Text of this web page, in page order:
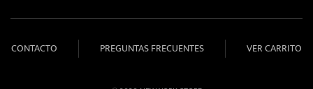
CONTACTO PREGUNTAS FRECUENTES VER CARRITO